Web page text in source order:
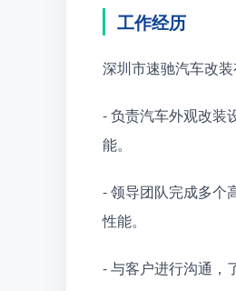
工作经历
深圳市速驰汽车改
- 负责汽车外观改装
能。
- 领导团队完成多个
性能。
- 与客户进行沟通，